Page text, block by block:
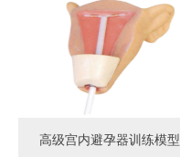
高级宫内避孕器训练模型